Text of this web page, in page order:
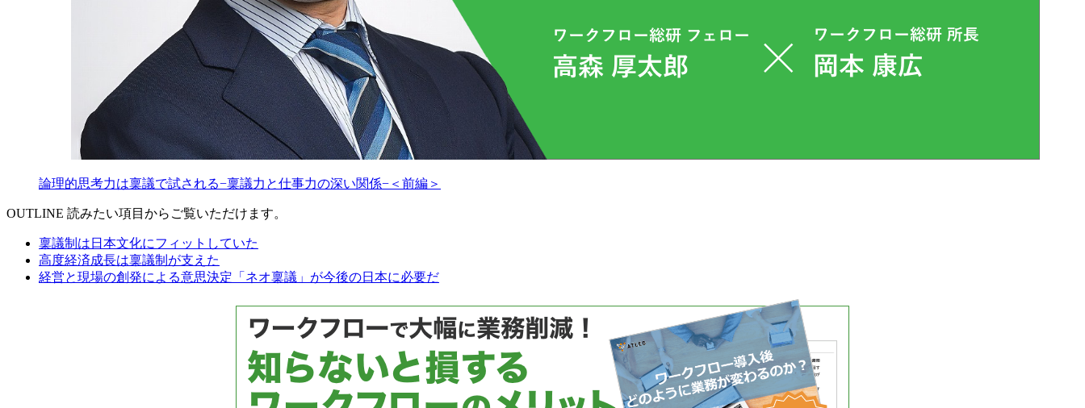
論理的思考力は稟議で試される−稟議力と仕事力の深い関係−＜前編＞
OUTLINE 読みたい項目からご覧いただけます。
稟議制は日本文化にフィットしていた
高度経済成長は稟議制が支えた
経営と現場の創発による意思決定「ネオ稟議」が今後の日本に必要だ